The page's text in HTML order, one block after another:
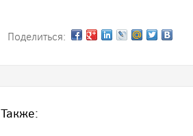
Поделиться:
Также: